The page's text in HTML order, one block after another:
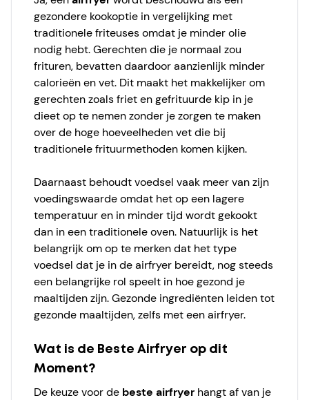
gezondere kookoptie in vergelijking met
traditionele friteuses omdat je minder olie
nodig hebt. Gerechten die je normaal zou
frituren, bevatten daardoor aanzienlijk minder
calorieën en vet. Dit maakt het makkelijker om
gerechten zoals friet en gefrituurde kip in je
dieet op te nemen zonder je zorgen te maken
over de hoge hoeveelheden vet die bij
traditionele frituurmethoden komen kijken.
Daarnaast behoudt voedsel vaak meer van zijn
voedingswaarde omdat het op een lagere
temperatuur en in minder tijd wordt gekookt
dan in een traditionele oven. Natuurlijk is het
belangrijk om op te merken dat het type
voedsel dat je in de airfryer bereidt, nog steeds
een belangrijke rol speelt in hoe gezond je
maaltijden zijn. Gezonde ingrediënten leiden tot
gezonde maaltijden, zelfs met een airfryer.
Wat is de Beste Airfryer op dit
Moment?
De keuze voor de beste airfryer hangt af van je